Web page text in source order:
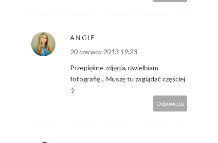
ANGIE
20 czerwca 2013 19:23
Przepiękne zdjęcia, uwielbiam
fotografię... Muszę tu zaglądać częściej
:)
Odpowiedz